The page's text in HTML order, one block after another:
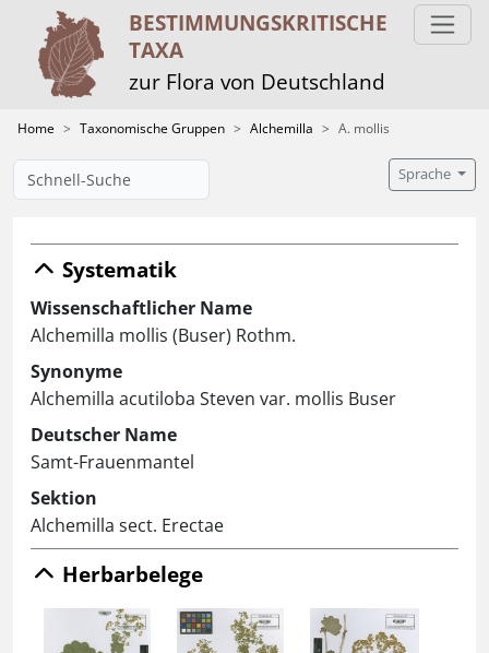
BESTIMMUNGS­KRITISCHE
TAXA
zur Flora von Deutschland
Home Taxonomische Gruppen Alchemilla A. mollis
Sprache
Systematik
Wissenschaftlicher Name
Alchemilla mollis (Buser) Rothm.
Synonyme
Alchemilla acutiloba Steven var. mollis Buser
Deutscher Name
Samt-Frauenmantel
Sektion
Alchemilla sect. Erectae
Herbarbelege